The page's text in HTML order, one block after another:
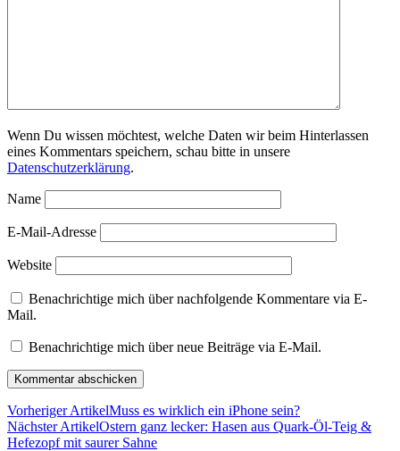
Wenn Du wissen möchtest, welche Daten wir beim Hinterlassen
eines Kommentars speichern, schau bitte in unsere
Datenschutzerklärung.
Name
E-Mail-Adresse
Website
Benachrichtige mich über nachfolgende Kommentare via E-
Mail.
Benachrichtige mich über neue Beiträge via E-Mail.
Vorheriger ArtikelMuss es wirklich ein iPhone sein?
Nächster ArtikelOstern ganz lecker: Hasen aus Quark-Öl-Teig &
Hefezopf mit saurer Sahne